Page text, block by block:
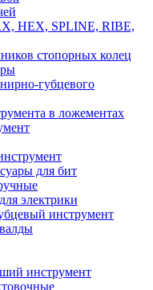
HEX, SPLINE, RIBE,
стопорных колец
губцевого
в ложементах
для бит
электрики
инструмент
инструмент